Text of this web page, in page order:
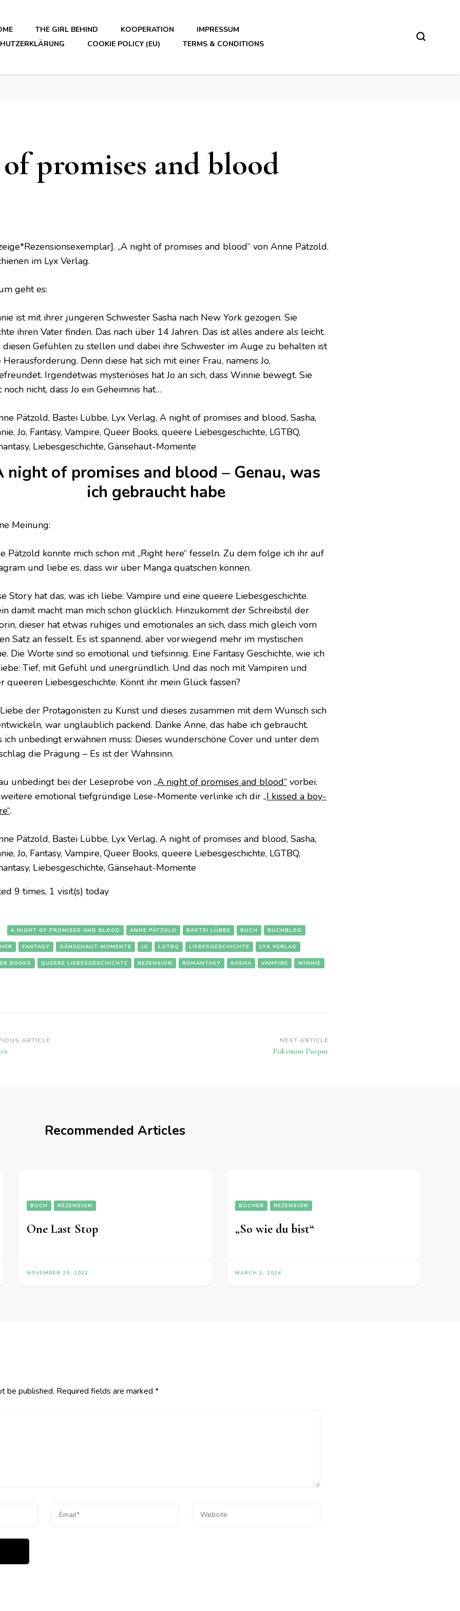
THE GIRL BEHIND KOOPERATION
IMPRESSUM
COOKIE POLICY (EU) TERMS & CONDITIONS
promises and blood
„A night of promises and blood“ von Anne Pätzold.
im Lyx Verlag.
geht es:
ist mit ihrer jüngeren Schwester Sasha nach New York gezogen. Sie
ihren Vater finden. Das nach über 14 Jahren. Das ist alles andere als leicht.
diesen Gefühlen zu stellen und dabei ihre Schwester im Auge zu behalten ist
Herausforderung. Denn diese hat sich mit einer Frau, namens Jo,
Irgendetwas mysteriöses hat Jo an sich, dass Winnie bewegt. Sie
noch nicht, dass Jo ein Geheimnis hat…
night of promises and blood – Genau, was
ich gebraucht habe
Meinung:
Pätzold konnte mich schon mit „Right here“ fesseln. Zu dem folge ich ihr auf
und liebe es, dass wir über Manga quatschen können.
Story hat das, was ich liebe: Vampire und eine queere Liebesgeschichte.
damit macht man mich schon glücklich. Hinzukommt der Schreibstil der
dieser hat etwas ruhiges und emotionales an sich, dass mich gleich vom
Satz an fesselt. Es ist spannend, aber vorwiegend mehr im mystischen
Die Worte sind so emotional und tiefsinnig. Eine Fantasy Geschichte, wie ich
Tief, mit Gefühl und unergründlich. Und das noch mit Vampiren und
queeren Liebesgeschichte. Könnt ihr mein Glück fassen?
der Protagonisten zu Kunst und dieses zusammen mit dem Wunsch sich
war unglaublich packend. Danke Anne, das habe ich gebraucht.
ich unbedingt erwähnen muss: Dieses wunderschöne Cover und unter dem
die Prägung – Es ist der Wahnsinn.
unbedingt bei der Leseprobe von „A night of promises and blood“ vorbei.
emotional tiefgründige Lese-Momente verlinke ich dir „I kissed a boy-
.
9 times, 1 visit(s) today
A NIGHT OF PROMISES AND BLOOD ANNE PÄTZOLD BASTEI LÜBBE BUCH BUCHBLOG
FANTASY GÄNSEHAUT-MOMENTE JO LGTBQ LIEBESGESCHICHTE LYX VERLAG
BOOKS QUEERE LIEBESGESCHICHTE REZENSION ROMANTASY SASHA VAMPIRE WINNIE
ARTICLE NEXT ARTICLE
Pokemon Purpur
Recommended Articles
BUCH REZENSION
One Last Stop
NOVEMBER 29, 2022
BÜCHER REZENSION
„So wie du bist“
MARCH 2, 2024
be published. Required fields are marked *